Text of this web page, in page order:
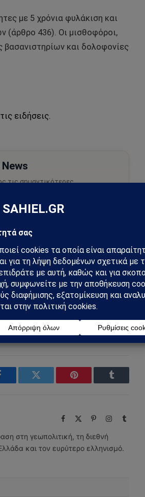
με 5 χρόνια φυλάκιση και
(άρθρο 436). Οι μισθοφόροι,
βασανιστηρίων και δολοφονίες
ειδήσεις.
τις σημαντικότερες
στο YouTube
Twitter Pinterest Tumblr
Facebook PinterestInstagram
Tumblr
στη γεωπολιτική, τη διεθνή
και τον ευρύτερο ελληνισμό.